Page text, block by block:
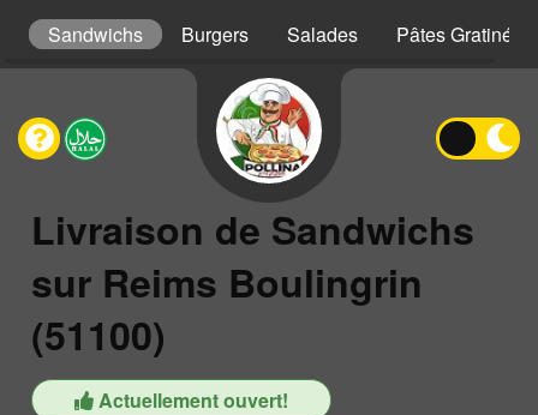
Sandwichs Burgers Salades Pâtes
Livraison de Sandwichs
sur Reims Boulingrin
(51100)
Actuellement ouvert!